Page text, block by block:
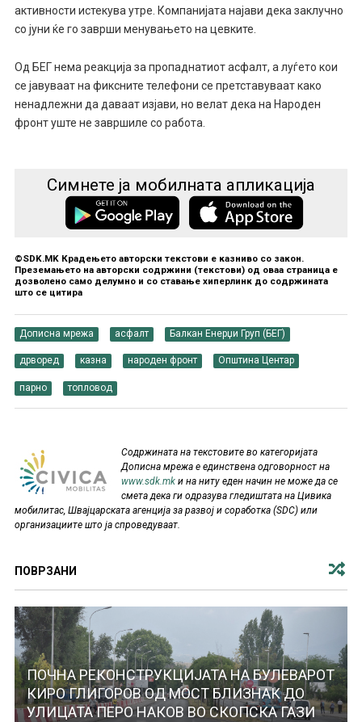
активности истекува утре. Компанијата најави дека заклучно
со јуни ќе го заврши менувањето на цевките.
Од БЕГ нема реакција за пропаднатиот асфалт, а луѓето кои
се јавуваат на фиксните телефони се претставуваат како
ненадлежни да даваат изјави, но велат дека на Народен
фронт уште не завршиле со работа.
Симнете ја мобилната апликација
©SDK.MK Крадењето авторски текстови е казниво со закон.
Преземањето на авторски содржини (текстови) од оваа страница е
дозволено само делумно и со ставање хиперлинк до содржината
што се цитира
Дописна мрежа асфалт Балкан Енерџи Груп (БЕГ)
дрворед казна народен фронт Општина Центар
парно топловод
Содржината на текстовите во категоријата
Дописна мрежа е единствена одговорност на
www.sdk.mk и на ниту еден начин не може да се
смета дека ги одразува гледиштата на Цивика
мобилитас, Швајцарската агенција за развој и соработка (SDC) или
организациите што ја спроведуваат.
ПОВРЗАНИ
ПОЧНА РЕКОНСТРУКЦИЈАТА НА БУЛЕВАРОТ
КИРО ГЛИГОРОВ ОД МОСТ БЛИЗНАК ДО
УЛИЦАТА ПЕРО НАКОВ ВО СКОПСКА ГАЗИ